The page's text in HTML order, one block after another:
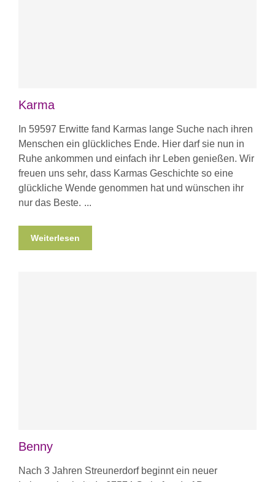
Karma
In 59597 Erwitte fand Karmas lange Suche nach ihren
Menschen ein glückliches Ende. Hier darf sie nun in
Ruhe ankommen und einfach ihr Leben genießen. Wir
freuen uns sehr, dass Karmas Geschichte so eine
glückliche Wende genommen hat und wünschen ihr
nur das Beste.
Weiterlesen
Benny
Nach 3 Jahren Streunerdorf beginnt ein neuer